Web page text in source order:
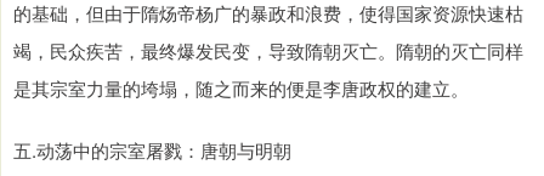
的基础，但由于隋炀帝杨广的暴政和浪费，使得国家资源快速枯
竭，民众疾苦，最终爆发民变，导致隋朝灭亡。隋朝的灭亡同样
是其宗室力量的垮塌，随之而来的便是李唐政权的建立。
五.动荡中的宗室屠戮：唐朝与明朝